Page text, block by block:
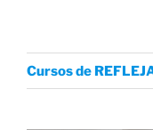
Cursos de